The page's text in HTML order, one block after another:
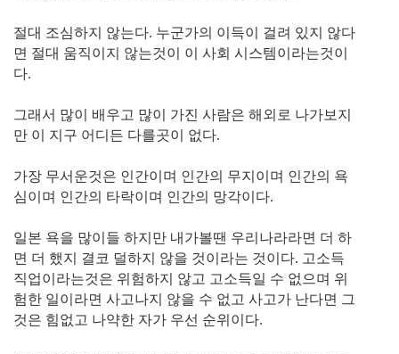
절대 조심하지 않는다. 누군가의 이득이 걸려 있지 않다
면 절대 움직이지 않는것이 이 사회 시스템이라는것이
다.
그래서 많이 배우고 많이 가진 사람은 해외로 나가보지
만 이 지구 어디든 다를곳이 없다.
가장 무서운것은 인간이며 인간의 무지이며 인간의 욕
심이며 인간의 타락이며 인간의 망각이다.
일본 욕을 많이들 하지만 내가볼땐 우리나라라면 더 하
면 더 했지 결코 덜하지 않을 것이라는 것이다. 고소득
직업이라는것은 위험하지 않고 고소득일 수 없으며 위
험한 일이라면 사고나지 않을 수 없고 사고가 난다면 그
것은 힘없고 나약한 자가 우선 순위이다.